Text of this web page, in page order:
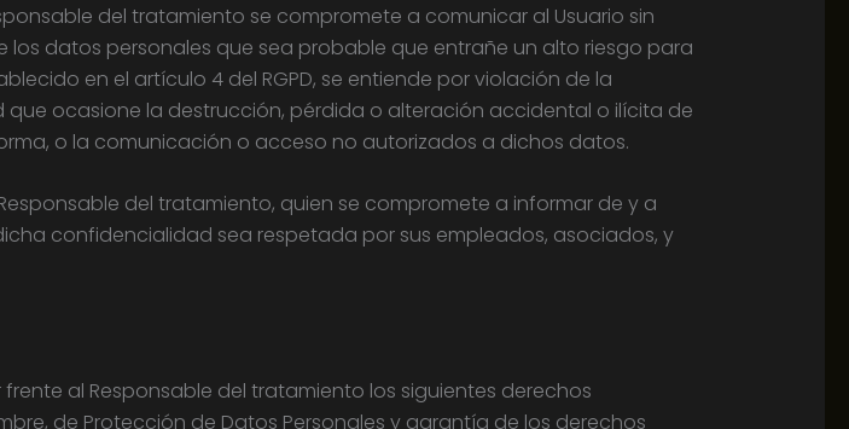
del tratamiento se compromete a comunicar al Usuario sin
datos personales que sea probable que entrañe un alto riesgo para
en el artículo 4 del RGPD, se entiende por violación de la
ocasione la destrucción, pérdida o alteración accidental o ilícita de
o la comunicación o acceso no autorizados a dichos datos.
del tratamiento, quien se compromete a informar de y a
confidencialidad sea respetada por sus empleados, asociados, y
al Responsable del tratamiento los siguientes derechos
de Protección de Datos Personales y garantía de los derechos